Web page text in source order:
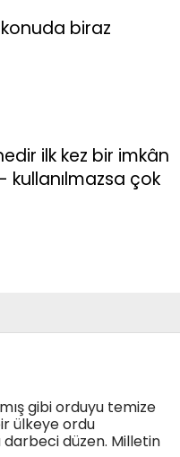
konuda biraz
ilk kez bir imkân
kullanılmazsa çok
gibi orduyu temize
ülkeye ordu
düzen. Milletin